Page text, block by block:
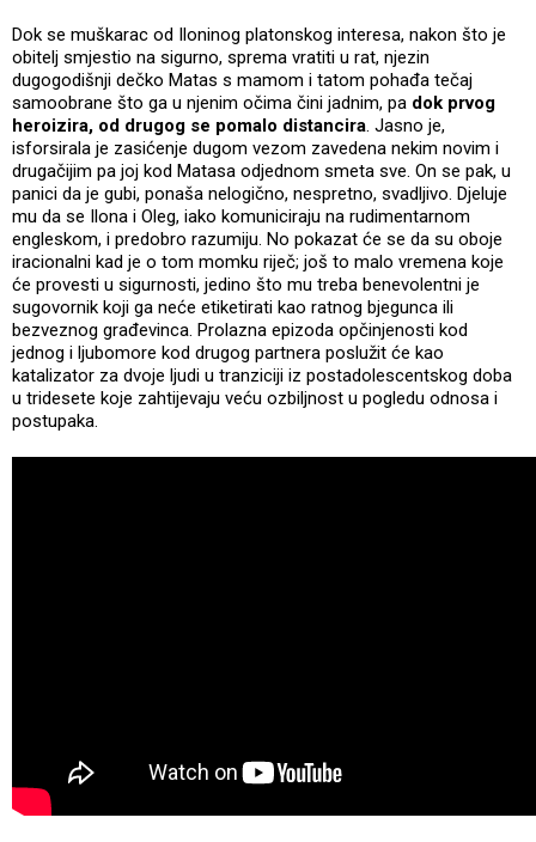
Dok se muškarac od Iloninog platonskog interesa, nakon što je
obitelj smjestio na sigurno, sprema vratiti u rat, njezin
dugogodišnji dečko Matas s mamom i tatom pohađa tečaj
samoobrane što ga u njenim očima čini jadnim, pa dok prvog
heroizira, od drugog se pomalo distancira. Jasno je,
isforsirala je zasićenje dugom vezom zavedena nekim novim i
drugačijim pa joj kod Matasa odjednom smeta sve. On se pak, u
panici da je gubi, ponaša nelogično, nespretno, svadljivo. Djeluje
mu da se Ilona i Oleg, iako komuniciraju na rudimentarnom
engleskom, i predobro razumiju. No pokazat će se da su oboje
iracionalni kad je o tom momku riječ; još to malo vremena koje
će provesti u sigurnosti, jedino što mu treba benevolentni je
sugovornik koji ga neće etiketirati kao ratnog bjegunca ili
bezveznog građevinca. Prolazna epizoda opčinjenosti kod
jednog i ljubomore kod drugog partnera poslužit će kao
katalizator za dvoje ljudi u tranziciji iz postadolescentskog doba
u tridesete koje zahtijevaju veću ozbiljnost u pogledu odnosa i
postupaka.